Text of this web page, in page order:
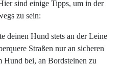
sind einige Tipps, um in der
zu sein:
deinen Hund stets an der Leine
Straßen nur an sicheren
Hund bei, an Bordsteinen zu